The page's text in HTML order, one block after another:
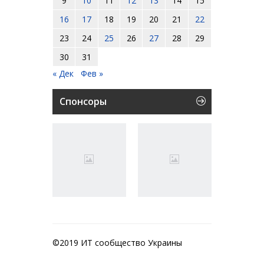
16
17 18 19 20 21
22
23
24 25 26 27 28
29
30
31
« Дек
Фев »
Спонсоры
©2019 ИТ сообщество Украины